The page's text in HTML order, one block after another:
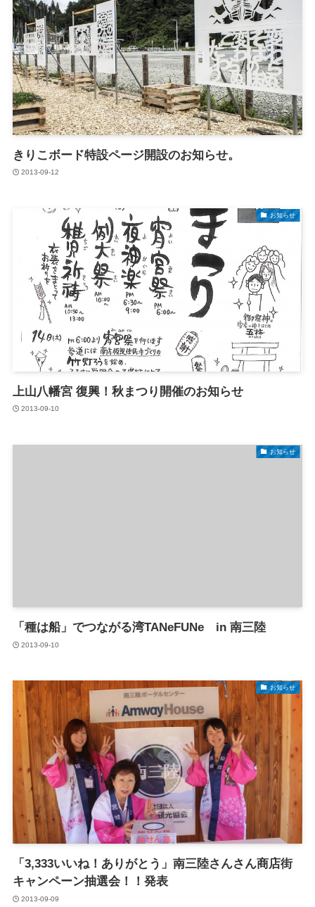
きりこボード特設ページ開設のお知らせ。
2013-09-12
お知らせ
上山八幡宮 復興！秋まつり開催のお知らせ
2013-09-10
お知らせ
「種は船」でつながる湾TANeFUNe in 南三陸
2013-09-10
お知らせ
「3,333いいね！ありがとう」南三陸さんさん商店街
キャンペーン抽選会！！発表
2013-09-09